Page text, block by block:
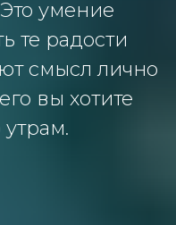
умение
те радости
смысл лично
вы хотите
утрам.